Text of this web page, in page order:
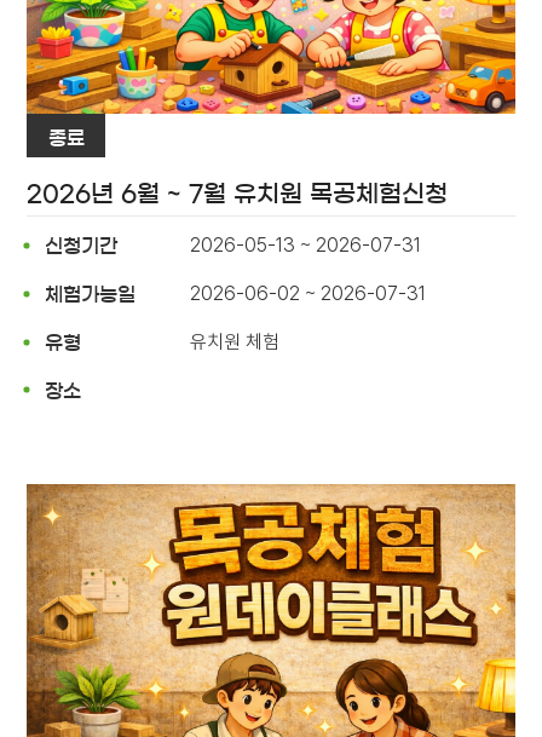
종료
2026년 6월 ~ 7월 유치원 목공체험신청
신청기간 2026-05-13 ~ 2026-07-31
체험가능일 2026-06-02 ~ 2026-07-31
유형 유치원 체험
장소